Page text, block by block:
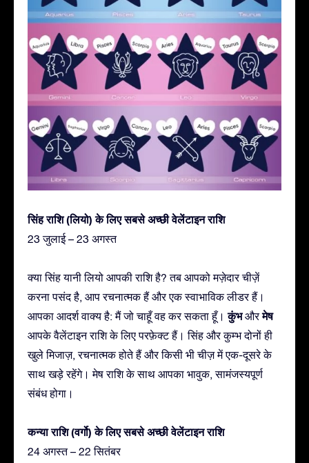
सिंह राशि (लियो) के लिए सबसे अच्छी वेलेंटाइन राशि
23 जुलाई – 23 अगस्त
क्या सिंह यानी लियो आपकी राशि है? तब आपको मज़ेदार चीज़ें
करना पसंद है, आप रचनात्मक हैं और एक स्वाभाविक लीडर हैं।
आपका आदर्श वाक्य है: मैं जो चाहूँ वह कर सकता हूँ।कुंभऔरमेष
आपके वैलेंटाइन राशि के लिए परफ़ेक्ट हैं। सिंह और कुम्भ दोनों ही
खुले मिजाज़, रचनात्मक होते हैं और किसी भी चीज़ में एक-दूसरे के
साथ खड़े रहेंगे। मेष राशि के साथ आपका भावुक, सामंजस्यपूर्ण
संबंध होगा।
कन्या राशि (वर्गो) के लिए सबसे अच्छी वेलेंटाइन राशि
24 अगस्त – 22 सितंबर